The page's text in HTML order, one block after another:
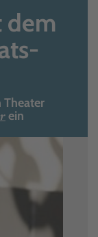
dem
Theater
ein